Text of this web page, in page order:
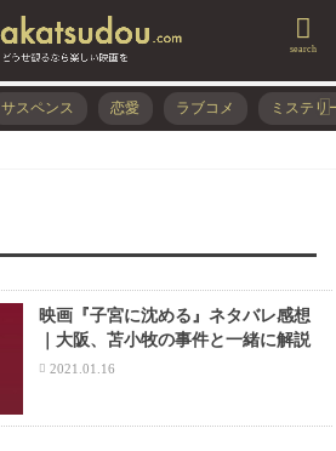
search
サスペンス 恋愛 ラブコメ ミステリ
映画『子宮に沈める』ネタバレ感想
｜大阪、苫小牧の事件と一緒に解説
2021.01.16